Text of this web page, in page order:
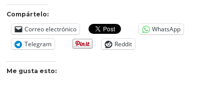
Compártelo:
Correo electrónico
WhatsApp
Telegram
Reddit
Me gusta esto: